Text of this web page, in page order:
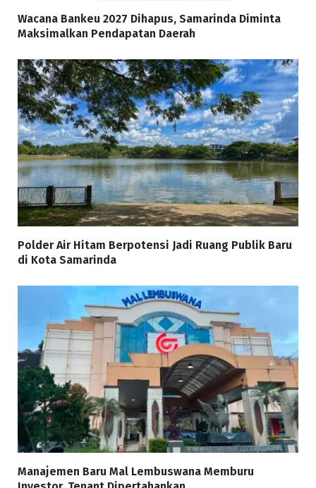
Wacana Bankeu 2027 Dihapus, Samarinda Diminta
Maksimalkan Pendapatan Daerah
Polder Air Hitam Berpotensi Jadi Ruang Publik Baru
di Kota Samarinda
Manajemen Baru Mal Lembuswana Memburu